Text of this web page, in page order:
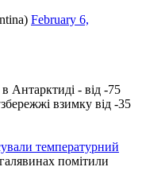
February 6,
Антарктиді - від -75
взимку від -35
температурний
помітили